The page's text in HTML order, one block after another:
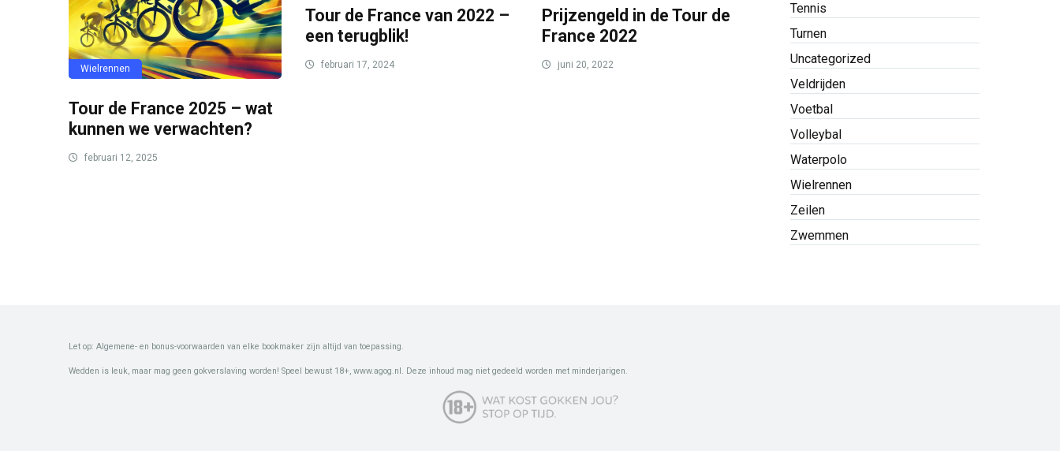
Wielrennen
Tour de France 2025 – wat
kunnen we verwachten?
februari 12, 2025
Tour de France van 2022 –
een terugblik!
februari 17, 2024
Prijzengeld in de Tour de
France 2022
juni 20, 2022
Tennis
Turnen
Uncategorized
Veldrijden
Voetbal
Volleybal
Waterpolo
Wielrennen
Zeilen
Zwemmen
Let op: Algemene- en bonus-voorwaarden van elke bookmaker zijn altijd van toepassing.
Wedden is leuk, maar mag geen gokverslaving worden! Speel bewust 18+, www.agog.nl. Deze inhoud mag niet gedeeld worden met minderjarigen.